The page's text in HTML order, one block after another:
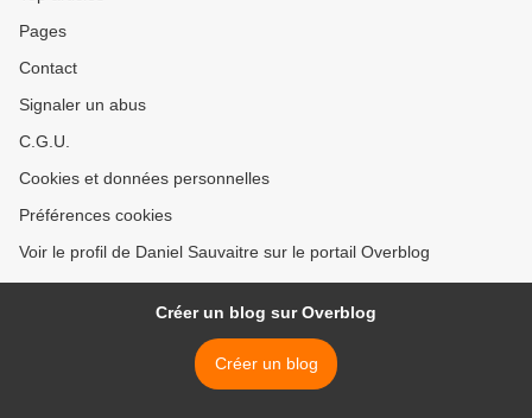
Pages
Contact
Signaler un abus
C.G.U.
Cookies et données personnelles
Préférences cookies
Voir le profil de Daniel Sauvaitre sur le portail Overblog
Créer un blog sur Overblog
Créer un blog